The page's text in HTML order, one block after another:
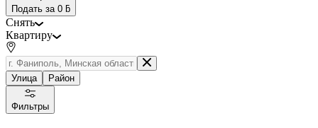
Подать за 0 ƃ
Снять
Квартиру
Улица Район
Фильтры